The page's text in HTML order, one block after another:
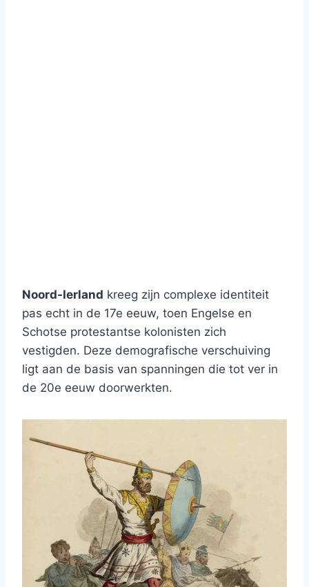
Noord-Ierland kreeg zijn complexe identiteit
pas echt in de 17e eeuw, toen Engelse en
Schotse protestantse kolonisten zich
vestigden. Deze demografische verschuiving
ligt aan de basis van spanningen die tot ver in
de 20e eeuw doorwerkten.